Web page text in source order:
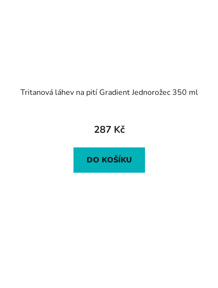
Tritanová láhev na pití Gradient Jednorožec 350 ml
287 Kč
DO KOŠÍKU